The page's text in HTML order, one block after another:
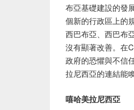
布亞基礎建設的發
個新的行政區上的
西巴布亞、西巴布
沒有顯著改善。在
政府的恐懼與不信
拉尼西亞的連結能
嘻哈美拉尼西亞